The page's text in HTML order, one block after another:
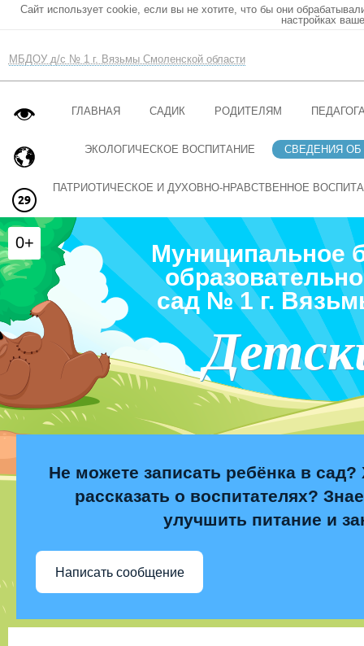
Сайт использует cookie, если вы не хотите, что бы они
настройках
МБДОУ д/с № 1 г. Вязьмы Смоленской области
ГЛАВНАЯ САДИК РОДИТЕЛЯМ
ЭКОЛОГИЧЕСКОЕ ВОСПИТАНИЕ СВЕДЕНИЯ ОБ
ПАТРИОТИЧЕСКОЕ И ДУХОВНО-НРАВСТВЕННОЕ
Муниципальное
сад № 1 г.
Не можете записать ребёнка в сад?
рассказать о воспитателях?
улучшить питание и
Написать сообщение
0+